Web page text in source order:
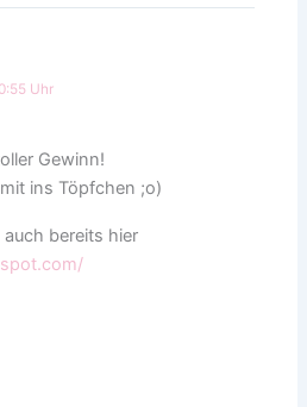
Uhr
Gewinn!
ins Töpfchen ;o)
bereits hier